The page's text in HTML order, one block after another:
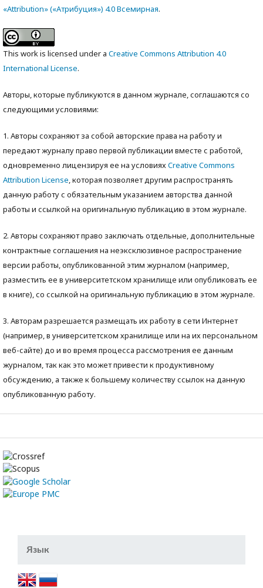
«Attribution» («Атрибуция») 4.0 Всемирная.
This work is licensed under a Creative Commons Attribution 4.0
International License.
Авторы, которые публикуются в данном журнале, соглашаются со
следующими условиями:
1. Авторы сохраняют за собой авторские права на работу и
передают журналу право первой публикации вместе с работой,
одновременно лицензируя ее на условияхCreative Commons
Attribution License, которая позволяет другим распространять
данную работу с обязательным указанием авторства данной
работы и ссылкой на оригинальную публикацию в этом журнале.
2. Авторы сохраняют право заключать отдельные, дополнительные
контрактные соглашения на неэксклюзивное распространение
версии работы, опубликованной этим журналом (например,
разместить ее в университетском хранилище или опубликовать ее
в книге), со ссылкой на оригинальную публикацию в этом журнале.
3. Авторам разрешается размещать их работу в сети Интернет
(например, в университетском хранилище или на их персональном
веб-сайте) до и во время процесса рассмотрения ее данным
журналом, так как это может привести к продуктивному
обсуждению, а также к большему количеству ссылок на данную
опубликованную работу.
Язык